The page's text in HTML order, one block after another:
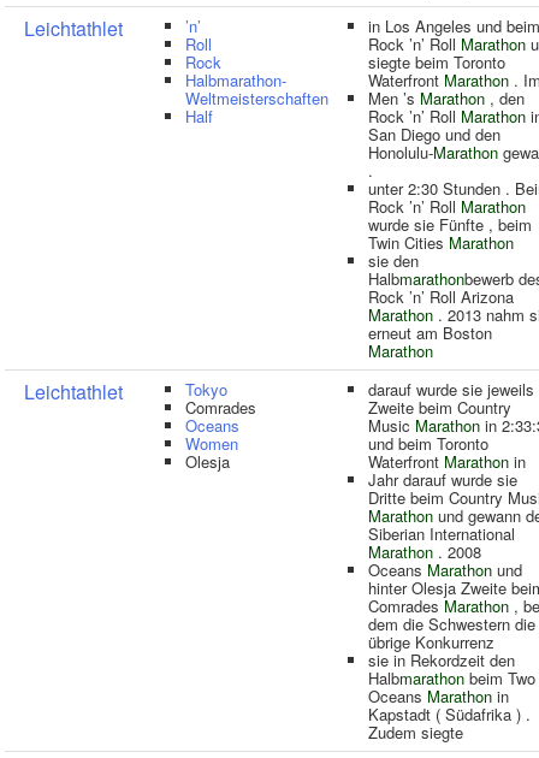
Leichtathlet ’n’
Roll
Rock
Halbmarathon-
Weltmeisterschaften
Half
in Los Angeles und beim
Rock ’n’ Roll Marathon
siegte beim Toronto
Waterfront Marathon .
Men ’s Marathon , den
Rock ’n’ Roll Marathon
San Diego und den
Honolulu-Marathon
.
unter 2:30 Stunden .
Rock ’n’ Roll Marathon
wurde sie Fünfte , beim
Twin Cities Marathon
sie den
Halbmarathonbewerb
Rock ’n’ Roll Arizona
Marathon . 2013 nahm
erneut am Boston
Marathon
Leichtathlet Tokyo
Comrades
Oceans
Women
Olesja
darauf wurde sie jeweils
Zweite beim Country
Music Marathon in
und beim Toronto
Waterfront Marathon in
Jahr darauf wurde sie
Dritte beim Country
Marathon und gewann
Siberian International
Marathon . 2008
Oceans Marathon und
hinter Olesja Zweite
ComradesMarathon ,
dem die Schwestern die
übrige Konkurrenz
sie in Rekordzeit den
Halbmarathon beim Two
Oceans Marathon in
Kapstadt ( Südafrika ) .
Zudem siegte